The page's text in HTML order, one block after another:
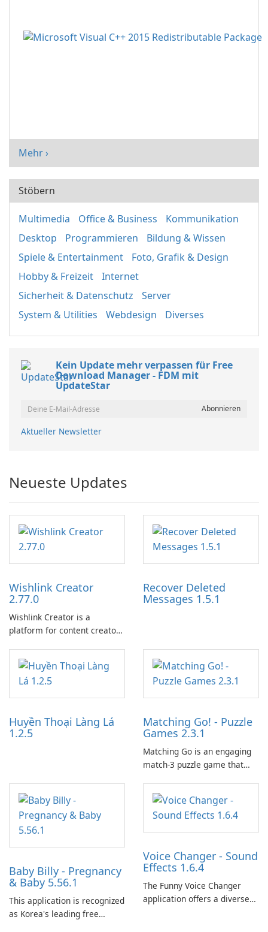
Mehr ›
Stöbern
Multimedia Office & Business
Kommunikation
Desktop
Programmieren
Bildung & Wissen
Spiele & Entertainment
Foto, Grafik & Design
Hobby & Freizeit
Internet
Sicherheit & Datenschutz
Server
System & Utilities
Webdesign Diverses
Kein Update mehr verpassen für Free
Download Manager - FDM mit
UpdateStar
Aktueller Newsletter
Neueste Updates
Wishlink Creator
2.77.0
Wishlink Creator is a
platform for content creators
work through built-in brand
partnerships and integrated
tools for content distribution
and audience engagement.
Recover Deleted
Messages 1.5.1
Huyền Thoại Làng Lá
1.2.5
Matching Go! - Puzzle
Games 2.3.1
Matching Go is an engaging
match-3 puzzle game that
and her charming corgi,
Ollie, on an adventurous
journey across diverse
landscapes.
Baby Billy - Pregnancy
& Baby 5.56.1
This application is recognized
as Korea's leading free
Voice Changer - Sound
Effects 1.6.4
The Funny Voice Changer
application offers a diverse